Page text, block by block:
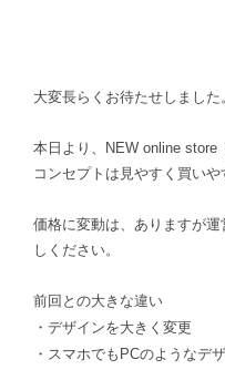
大変長らくお待たせしました
本日より、NEW online store
コンセプトは見やすく買いや
価格に変動は、ありますが
しください。
前回との大きな違い
・デザインを大きく変更
・スマホでもPCのようなデ